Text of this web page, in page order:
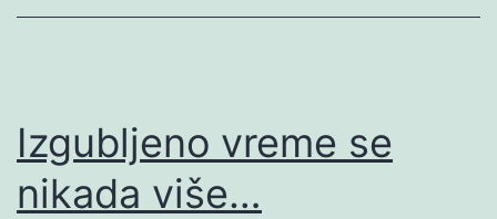
Izgubljeno vreme se
nikada više…